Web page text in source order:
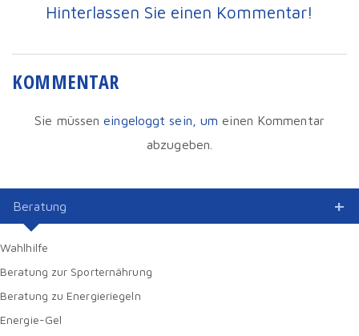
Hinterlassen Sie einen Kommentar!
KOMMENTAR
Sie müsseneingeloggt sein, um einen Kommentar
abzugeben.
Beratung
Wahlhilfe
Beratung zur Sporternährung
Beratung zu Energieriegeln
Energie-Gel